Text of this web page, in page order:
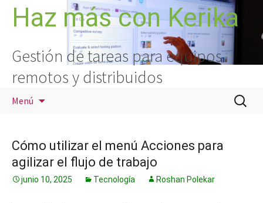
SaltarHaz más con Kerika
Gestión de tareas para equipos
remotos y distribuidos
Menú
Buscar:
Cómo utilizar el menú Acciones para
agilizar el flujo de trabajo
junio 10, 2025 Tecnología Roshan Polekar